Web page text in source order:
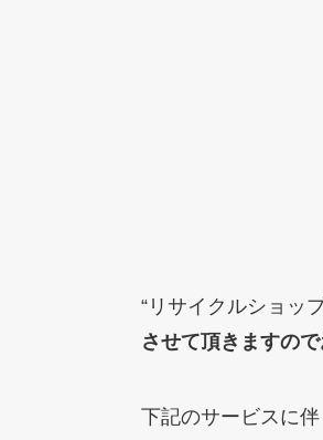
“リサイクルショッ
させて頂きますので
下記のサービスに